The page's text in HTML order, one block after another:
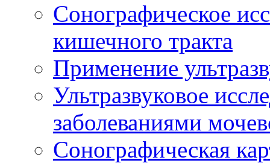
Сонографическое
кишечного тракта
Применение
Ультразвуковое
заболеваниями
Сонографическая